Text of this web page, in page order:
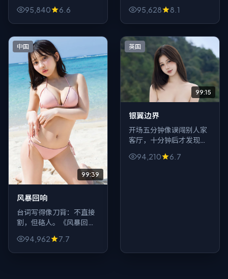
心里不同的回忆。爱情元
素服务情绪，而不是反过
95,840 6.6
叨。科幻类型常见桥段被
故意拧歪，像穿反的外
95,628 8.1
中国
99:39
风暴回响
台词写得像刀背：不直接
割，但硌人。《风暴回
笑都可能翻面包浆，犯罪
冲突因此更像人际关系事
94,962 7.7
英国
99:15
银翼边界
开场五分钟像误闯别人家
客厅，十分钟后才发现门
边界》的动作气质：生活
94,210 6.7